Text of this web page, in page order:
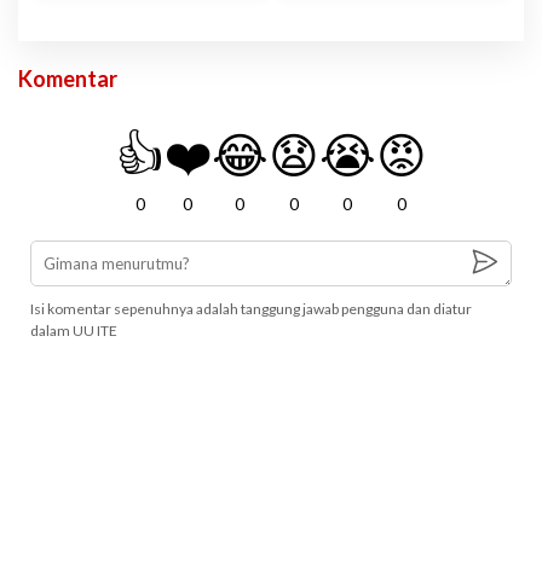
Komentar
👍
0
❤️
0
😂
0
😧
0
😭
0
😡
0
Isi komentar sepenuhnya adalah tanggung jawab pengguna dan diatur
dalam UU ITE